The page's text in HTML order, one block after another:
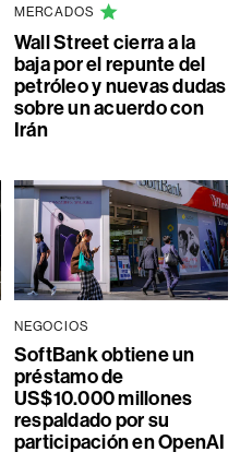
MERCADOS
Wall Street cierra a la
baja por el repunte del
petróleo y nuevas dudas
sobre un acuerdo con
Irán
NEGOCIOS
SoftBank obtiene un
préstamo de
US$10.000 millones
respaldado por su
participación en OpenAI